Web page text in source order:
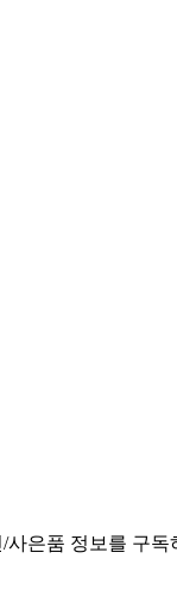
은품 정보를 구독